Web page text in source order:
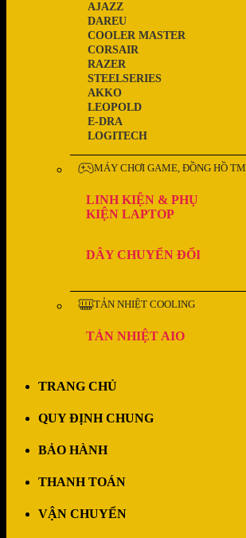
LOGITECH
E-DRA
LEOPOLD
AKKO
STEELSERIES
RAZER
CORSAIR
COOLER MASTER
DAREU
AJAZZ
MÁY CHƠI GAME, ĐỒNG HỒ TM
LINH KIỆN & PHỤ
KIỆN LAPTOP
DÂY CHUYỂN ĐỔI
TẢN NHIỆT COOLING
TẢN NHIỆT AIO
TRANG CHỦ
QUY ĐỊNH CHUNG
BẢO HÀNH
THANH TOÁN
VẬN CHUYỂN